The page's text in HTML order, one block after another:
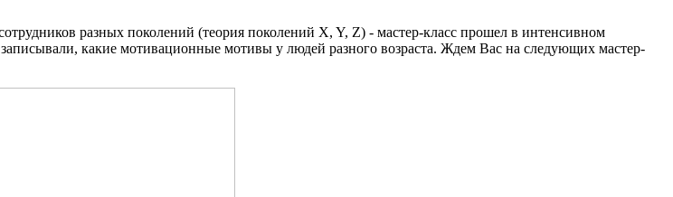
разных поколений (теория поколений X, Y, Z) - мастер-класс прошел в интенсивном
какие мотивационные мотивы у людей разного возраста. Ждем Вас на следующих мастер-